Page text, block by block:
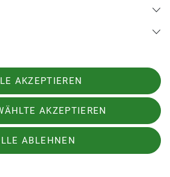
AKZEPTIEREN
AKZEPTIEREN
ABLEHNEN